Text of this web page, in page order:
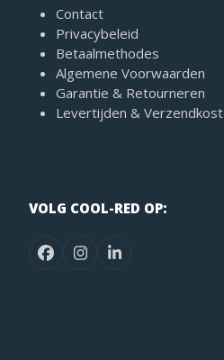
Contact
Privacybeleid
Betaalmethodes
Algemene Voorwaarden
Garantie & Retourneren
Levertijden &
VOLG COOL-RED OP:
Facebook
Instagram
LinkedIn